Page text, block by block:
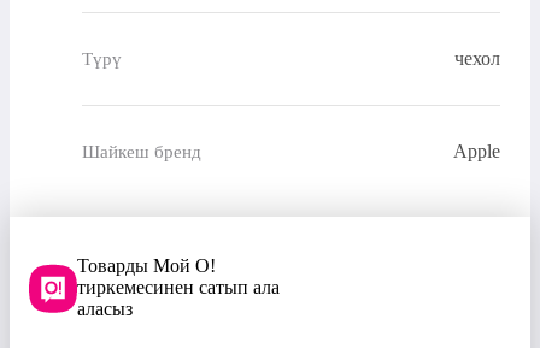
Түрү чехол
Шайкеш бренд Apple
Товарды Мой О!
тиркемесинен сатып ала
аласыз